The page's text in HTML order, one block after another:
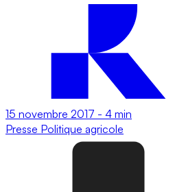
15 novembre 2017 - 4 min
Presse Politique agricole